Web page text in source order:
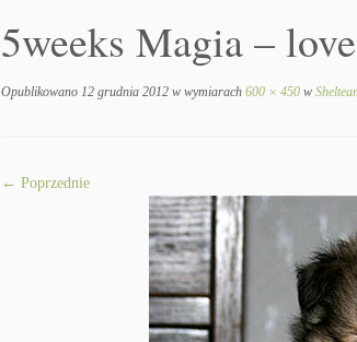
5weeks Magia –
Opublikowano 12 grudnia 2012 w wymiarach 600 × 450 w
← Poprzednie